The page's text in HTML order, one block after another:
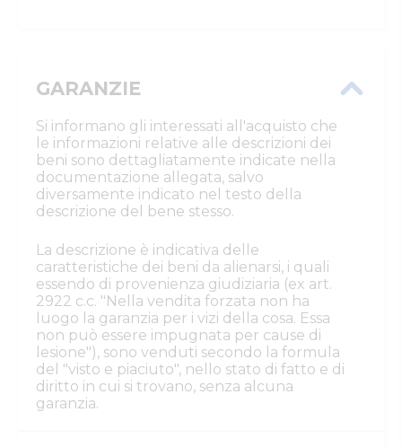
GARANZIE
Si informano gli interessati all'acquisto che
le informazioni relative alle descrizioni dei
beni sono dettagliatamente indicate nella
documentazione allegata, salvo
diversamente indicato nel testo della
descrizione del bene stesso.
La descrizione è indicativa delle
caratteristiche dei beni da alienarsi, i quali
essendo di provenienza giudiziaria (ex art.
2922 c.c. "Nella vendita forzata non ha
luogo la garanzia per i vizi della cosa. Essa
non può essere impugnata per cause di
lesione"), sono venduti secondo la formula
del "visto e piaciuto", nello stato di fatto e di
diritto in cui si trovano, senza alcuna
garanzia.